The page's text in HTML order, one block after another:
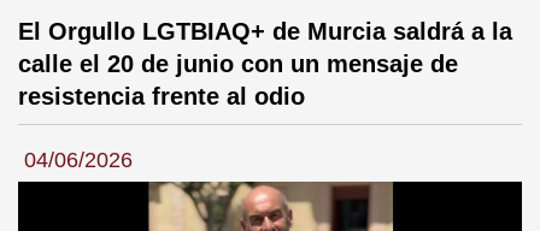
El Orgullo LGTBIAQ+ de Murcia saldrá a la
calle el 20 de junio con un mensaje de
resistencia frente al odio
04/06/2026